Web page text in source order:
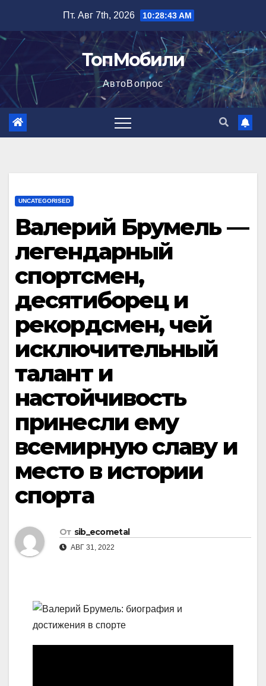
содержимому
Пт. Авг 7th, 2026 10:28:44 AM
ТопМобили
АвтоВопрос
UNCATEGORISED
Валерий Брумель —
легендарный
спортсмен,
десятиборец и
рекордсмен, чей
исключительный
талант и
настойчивость
принесли ему
всемирную славу и
место в истории
спорта
От sib_ecometal
АВГ 31, 2022